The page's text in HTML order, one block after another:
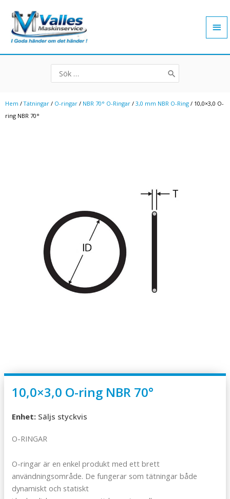
innehåll
Search
for:
Hem /Tätningar / O-ringar / NBR 70° O-Ringar / 3,0 mm NBR O-Ring / 10,0×3,0 O-
ring NBR 70°
10,0×3,0 O-ring NBR 70°
Enhet: Säljs styckvis
O-RINGAR
O-ringar är en enkel produkt med ett brett
användningsområde. De fungerar som tätningar både
dynamiskt och statiskt